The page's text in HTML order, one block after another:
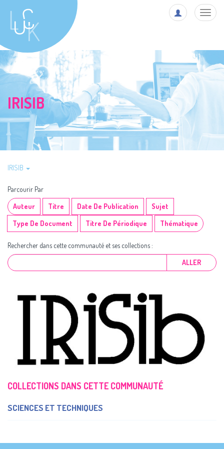
IRISIB
IRISIB
Parcourir Par
Auteur
Titre Date De Publication
Sujet
Type De Document
Titre De Périodique Thématique
Rechercher dans cette communauté et ses collections :
ALLER
COLLECTIONS DANS CETTE COMMUNAUTÉ
SCIENCES ET TECHNIQUES